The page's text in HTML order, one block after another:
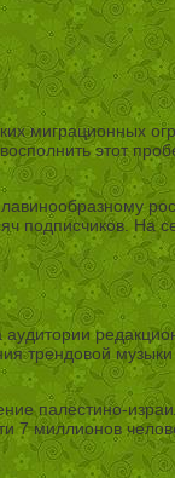
миграционных
этот
подписчиков. На
трендовой музыки
палестино-
7 миллионов